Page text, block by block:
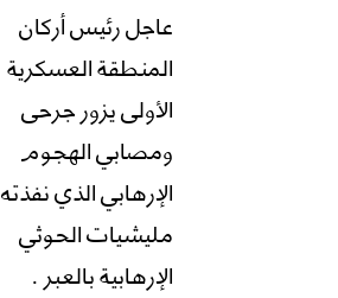
عاجل رئيس أركان
المنطقة العسكرية
الأولى يزور جرحى
ومصابي الهجوم
الإرهابي الذي نفذته
مليشيات الحوثي
الإرهابية بالعبر .